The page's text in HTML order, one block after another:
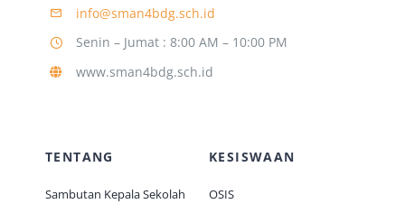
Jurnal
kontak
info@sman4bdg.sch.id
Senin – Jumat : 8:00 AM – 10:00 PM
www.sman4bdg.sch.id
TENTANG
Sambutan Kepala Sekolah
KESISWAAN
OSIS